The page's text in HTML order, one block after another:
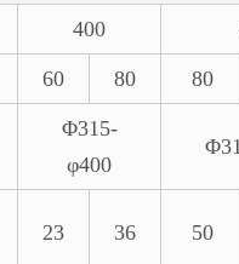
400
60 80 80
Φ315-
φ400
23 36 50